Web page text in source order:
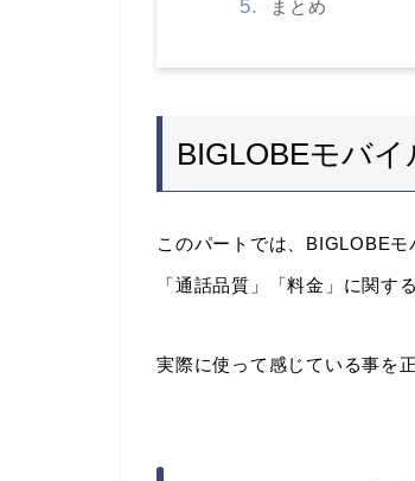
まとめ
BIGLOBEモバ
このパートでは、BIGLOBE
「通話品質」「料金」に関す
実際に使って感じている事を